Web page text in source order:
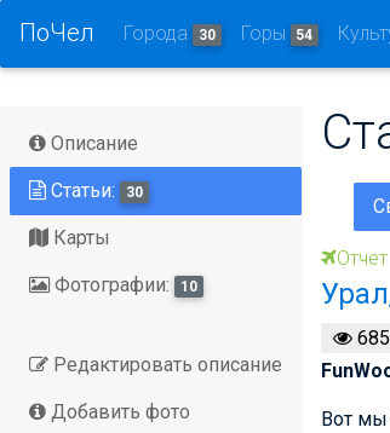
ПоЧел Города 30 Горы 54
Описание
Статьи: 30
Карты
Фотографии: 10
Редактировать описание
Добавить фото
Отчет
Вот мы